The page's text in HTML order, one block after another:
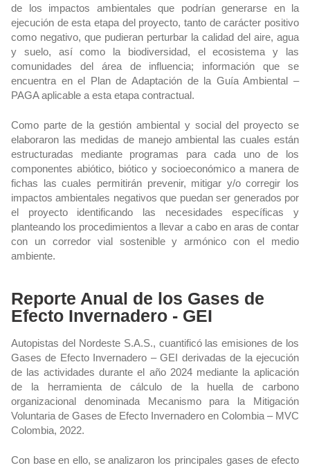
de los impactos ambientales que podrían generarse en la
ejecución de esta etapa del proyecto, tanto de carácter positivo
como negativo, que pudieran perturbar la calidad del aire, agua
y suelo, así como la biodiversidad, el ecosistema y las
comunidades del área de influencia; información que se
encuentra en el Plan de Adaptación de la Guía Ambiental –
PAGA aplicable a esta etapa contractual.
Como parte de la gestión ambiental y social del proyecto se
elaboraron las medidas de manejo ambiental las cuales están
estructuradas mediante programas para cada uno de los
componentes abiótico, biótico y socioeconómico a manera de
fichas las cuales permitirán prevenir, mitigar y/o corregir los
impactos ambientales negativos que puedan ser generados por
el proyecto identificando las necesidades específicas y
planteando los procedimientos a llevar a cabo en aras de contar
con un corredor vial sostenible y armónico con el medio
ambiente.
Reporte Anual de los Gases de
Efecto Invernadero - GEI
Autopistas del Nordeste S.A.S., cuantificó las emisiones de los
Gases de Efecto Invernadero – GEI derivadas de la ejecución
de las actividades durante el año 2024 mediante la aplicación
de la herramienta de cálculo de la huella de carbono
organizacional denominada Mecanismo para la Mitigación
Voluntaria de Gases de Efecto Invernadero en Colombia – MVC
Colombia, 2022.
Con base en ello, se analizaron los principales gases de efecto